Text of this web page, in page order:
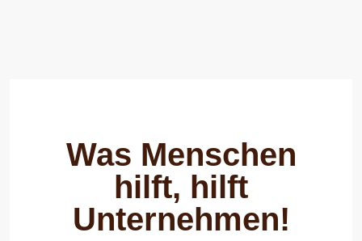
Was Menschen
hilft, hilft
Unternehmen!